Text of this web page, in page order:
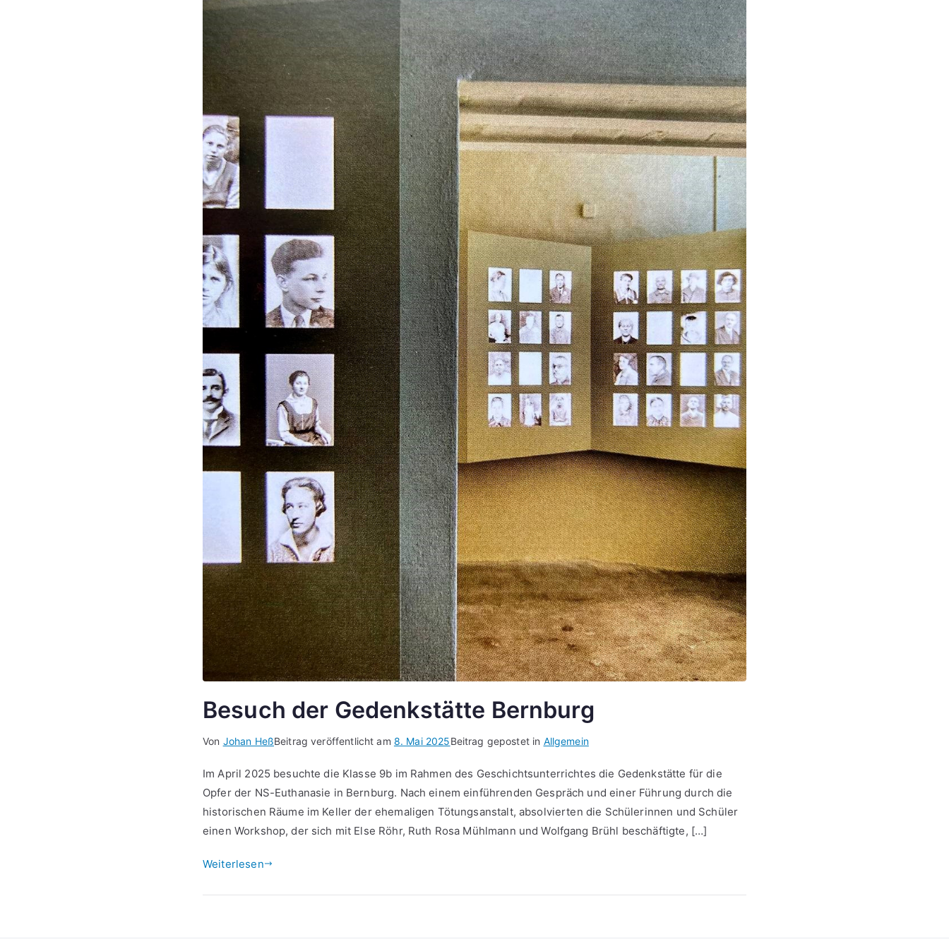
Besuch der Gedenkstätte Bernburg
Von Johan HeßBeitrag veröffentlicht am 8. Mai 2025Beitrag gepostet in Allgemein
Im April 2025 besuchte die Klasse 9b im Rahmen des Geschichtsunterrichtes die Gedenkstätte für die
Opfer der NS-Euthanasie in Bernburg. Nach einem einführenden Gespräch und einer Führung durch die
historischen Räume im Keller der ehemaligen Tötungsanstalt, absolvierten die Schülerinnen und Schüler
einen Workshop, der sich mit Else Röhr, Ruth Rosa Mühlmann und Wolfgang Brühl beschäftigte, […]
Weiterlesen